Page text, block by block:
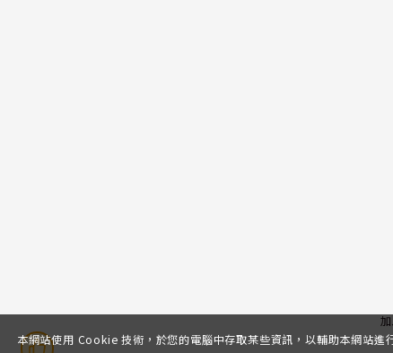
本網站使用 Cookie 技術，於您的電腦中存取某些資訊，以輔助本網站